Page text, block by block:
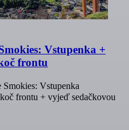
Vstupenka +
frontu
Vstupenka
frontu + vyjeď sedačkovou